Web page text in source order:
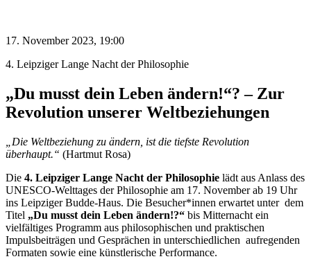
17. November 2023, 19:00
4. Leipziger Lange Nacht der Philosophie
„Du musst dein Leben ändern!“? – Zur
Revolution unserer Weltbeziehungen
„Die Weltbeziehung zu ändern, ist die tiefste Revolution
überhaupt.“ (Hartmut Rosa)
Die 4. Leipziger Lange Nacht der Philosophie lädt aus Anlass des
UNESCO-Welttages der Philosophie am 17. November ab 19 Uhr
ins Leipziger Budde-Haus. Die Besucher*innen erwartet unter dem
Titel „Du musst dein Leben ändern!?“ bis Mitternacht ein
vielfältiges Programm aus philosophischen und praktischen
Impulsbeiträgen und Gesprächen in unterschiedlichen aufregenden
Formaten sowie eine künstlerische Performance.